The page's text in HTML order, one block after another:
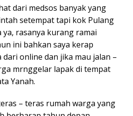
dari medsos banyak yang
setempat tapi kok Pulang
ya, rasanya kurang ramai
ini bahkan saya kerap
online dan jika mau jalan –
mrnggelar lapak di tempat
Yanah.
– teras rumah warga yang